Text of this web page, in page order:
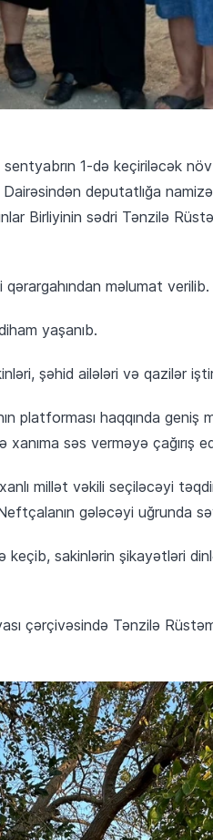
1-də keçiriləcək
deputatlığa
Birliyinin sədri Tənzilə
məlumat verilib.
yaşanıb.
şəhid ailələri və qazilər
platforması haqqında
xanıma səs verməyə çağırış
millət vəkili seçiləcəyi
gələcəyi uğrunda
keçib, sakinlərin şikayətləri
çərçivəsində Tənzilə